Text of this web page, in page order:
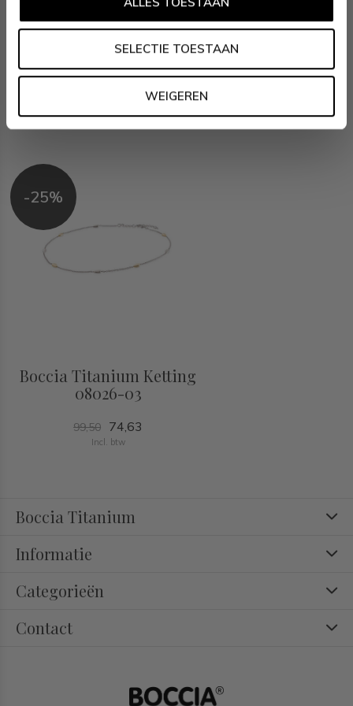
SELECTIE TOESTAAN
WEIGEREN
ons dan ook in de gaten op social media. Daarnaast
inspireren wij jou wekelijks met verschillende looks en mix &
match combinaties! Volg ons via:Facebook &
Recent bekeken
-25%
Boccia Titanium Ketting
08026-03
99,50 74,63
Incl. btw
Boccia Titanium
Informatie
Categorieën
Contact